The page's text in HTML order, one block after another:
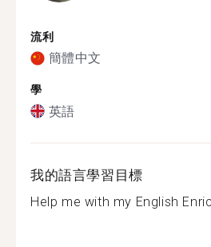
流利
簡體中文
學
英語
我的語言學習目標
Help me with my English